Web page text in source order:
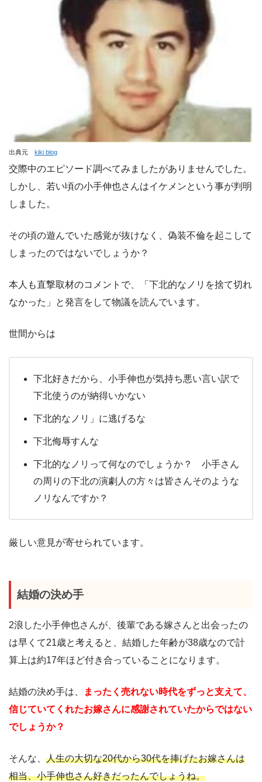
出典元 kiki blog
交際中のエピソード調べてみましたがありませんでした。
しかし、若い頃の小手伸也さんはイケメンという事が判明
しました。
その頃の遊んでいた感覚が抜けなく、偽装不倫を起こして
しまったのではないでしょうか？
本人も直撃取材のコメントで、「下北的なノリを捨て切れ
なかった」と発言をして物議を読んでいます。
世間からは
下北好きだから、小手伸也が気持ち悪い言い訳で
下北使うのが納得いかない
下北的なノリ」に逃げるな
下北侮辱すんな
下北的なノリって何なのでしょうか？ 小手さん
の周りの下北の演劇人の方々は皆さんそのような
ノリなんですか？
厳しい意見が寄せられています。
結婚の決め手
2浪した小手伸也さんが、後輩である嫁さんと出会ったの
は早くて21歳と考えると、結婚した年齢が38歳なので計
算上は約17年ほど付き合っていることになります。
結婚の決め手は、
まったく売れない時代をずっと支えて、
信じていてくれたお嫁さんに感謝されていたからではない
でしょうか？
そんな、 人生の大切な20代から30代を捧げたお嫁さんは
相当、小手伸也さん好きだったんでしょうね。